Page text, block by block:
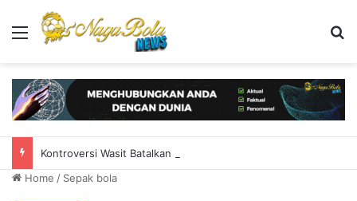
Menu
Home / Sepak bola